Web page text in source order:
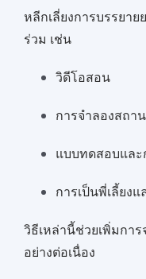
หลีกเลี่ยงการบรรยา
ร่วม เช่น
วิดีโอสอน
การจำลองสถา
แบบทดสอบและ
การเป็นพี่เลี้ยง
วิธีเหล่านี้ช่วยเพิ่มกา
อย่างต่อเนื่อง